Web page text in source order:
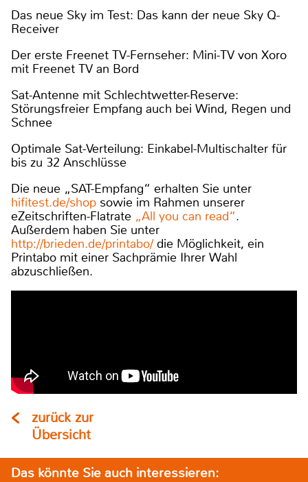
Das neue Sky im Test: Das kann der neue Sky Q-
Receiver
Der erste Freenet TV-Fernseher: Mini-TV von Xoro
mit Freenet TV an Bord
Sat-Antenne mit Schlechtwetter-Reserve:
Störungsfreier Empfang auch bei Wind, Regen und
Schnee
Optimale Sat-Verteilung: Einkabel-Multischalter für
bis zu 32 Anschlüsse
Die neue „SAT-Empfang“ erhalten Sie unter
hifitest.de/shop sowie im Rahmen unserer
eZeitschriften-Flatrate „All you can read“.
Außerdem haben Sie unter
http://brieden.de/printabo/die Möglichkeit, ein
Printabo mit einer Sachprämie Ihrer Wahl
abzuschließen.
zurück zur
Übersicht
Das könnte Sie auch interessieren: